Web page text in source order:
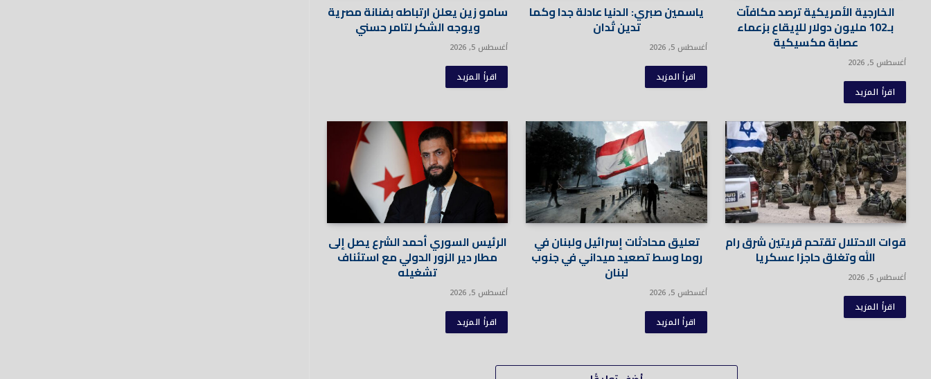
الخارجية الأمريكية ترصد مكافآت
بـ102 مليون دولار للإيقاع بزعماء
عصابة مكسيكية
أغسطس 5, 2026
اقرأ المزيد
ياسمين صبري: الدنيا عادلة جدا وكما
تدين تُدان
أغسطس 5, 2026
اقرأ المزيد
سامو زين يعلن ارتباطه بفنانة مصرية
ويوجه الشكر لتامر حسني
أغسطس 5, 2026
اقرأ المزيد
قوات الاحتلال تقتحم قريتين شرق رام
الله وتغلق حاجزا عسكريا
أغسطس 5, 2026
اقرأ المزيد
تعليق محادثات إسرائيل ولبنان في
روما وسط تصعيد ميداني في جنوب
لبنان
أغسطس 5, 2026
اقرأ المزيد
الرئيس السوري أحمد الشرع يصل إلى
مطار دير الزور الدولي مع استئناف
تشغيله
أغسطس 5, 2026
اقرأ المزيد